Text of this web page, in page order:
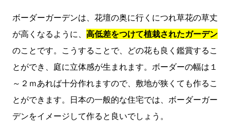
ボーダーガーデンは、花壇の奥に行くにつれ草花の草丈
が高くなるように、 高低差をつけて植栽されたガーデン
のことです。こうすることで、どの花も良く鑑賞するこ
とができ、庭に立体感が生まれます。ボーダーの幅は１
～２ｍあれば十分作れますので、敷地が狭くても作るこ
とができます。日本の一般的な住宅では、ボーダーガー
デンをイメージして作ると良いでしょう。